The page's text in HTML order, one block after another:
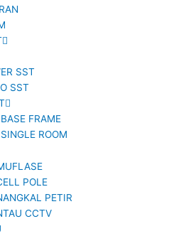
SST
SST
FRAME
ROOM
POLE
PETIR
CCTV